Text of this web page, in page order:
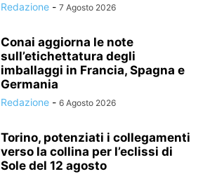
Redazione - 7 Agosto 2026
Conai aggiorna le note
sull’etichettatura degli
imballaggi in Francia, Spagna e
Germania
Redazione - 6 Agosto 2026
Torino, potenziati i collegamenti
verso la collina per l’eclissi di
Sole del 12 agosto